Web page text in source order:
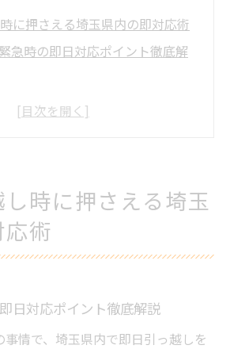
に押さえる埼玉県内の即対応術
急時の即日対応ポイント徹底解
っ越しを急ぐ際の準備のコツ
抑える緊急対応の賢い選び方
用を安く抑える見積もり活用術
ない引っ越し業者を見極めるコ
時に押さえる埼玉
術
日対応ポイント徹底解説
情で、埼玉県内で即日引っ越しを